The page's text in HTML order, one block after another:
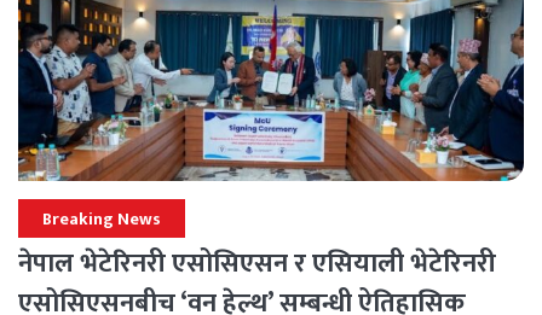
Breaking News
नेपाल भेटेरिनरी एसोसिएसन र एसियाली भेटेरिनरी
एसोसिएसनबीच ‘वन हेल्थ’ सम्बन्धी ऐतिहासिक